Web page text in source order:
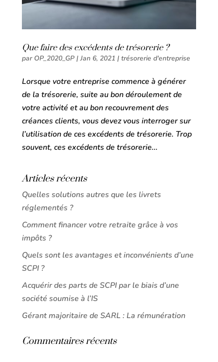
Que faire des excédents de trésorerie ?
par OP_2020_GP|Jan 6, 2021 | trésorerie d'entreprise
Lorsque votre entreprise commence à générer
de la trésorerie, suite au bon déroulement de
votre activité et au bon recouvrement des
créances clients, vous devez vous interroger sur
l’utilisation de ces excédents de trésorerie. Trop
souvent, ces excédents de trésorerie...
Articles récents
Quelles solutions autres que les livrets
réglementés ?
Comment financer votre retraite grâce à vos
impôts ?
Quels sont les avantages et inconvénients d’une
SCPI ?
Acquérir des parts de SCPI par le biais d’une
société soumise à l’IS
Gérant majoritaire de SARL : La rémunération
Commentaires récents